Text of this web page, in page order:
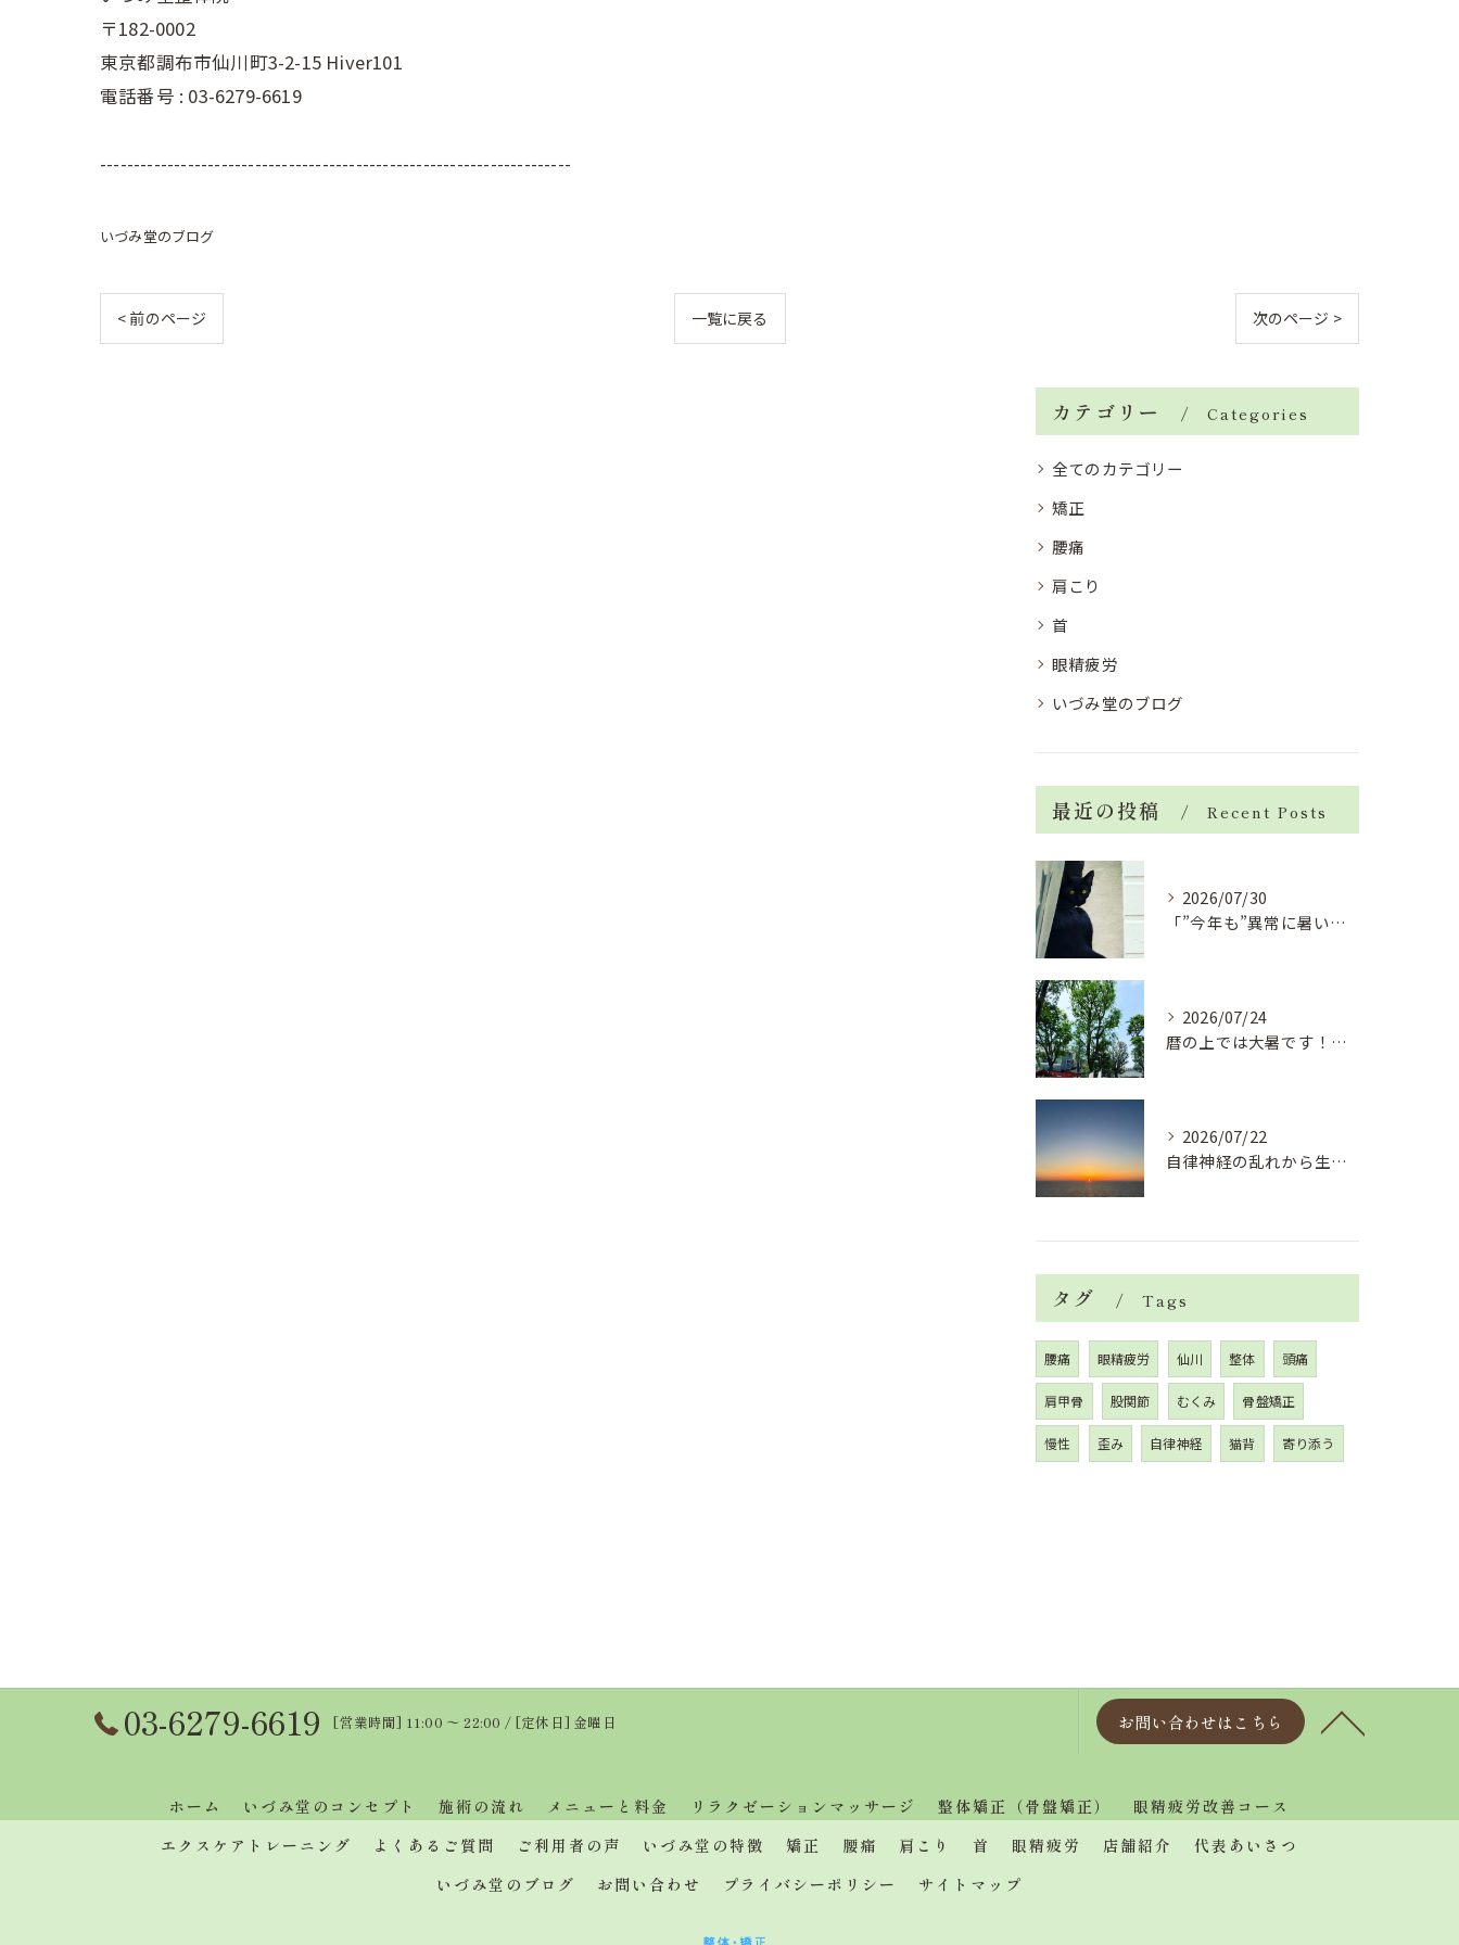
〒182-0002
東京都調布市仙川町3-2-15 Hiver101
電話番号 : 03-6279-6619
----------------------------------------------------------------------
いづみ堂のブログ
< 前のページ 一覧に戻る 次のページ >
カテゴリー Categories
全てのカテゴリー
矯正
腰痛
肩こり
首
眼精疲労
いづみ堂のブログ
最近の投稿 Recent Posts
2026/07/30
「”今年も”異常に暑い夏」酷暑+冷房＝夏風邪、腰痛、ひざの痛...
2026/07/24
暦の上では大暑です！腰痛や肩こりから来る頭痛
2026/07/22
自律神経の乱れから生活習慣病、血液循環の滞り
タグ Tags
腰痛 眼精疲労 仙川 整体 頭痛
肩甲骨 股関節 むくみ 骨盤矯正
慢性 歪み 自律神経 猫背 寄り添う
03-6279-6619 [営業時間] 11:00 〜 22:00 / [定休日] 金曜日 お問い合わせはこちら
ホーム いづみ堂のコンセプト 施術の流れ メニューと料金 リラクゼーションマッサージ 整体矯正（骨盤矯正）
眼精疲労改善コース
エクスケアトレーニング
よくあるご質問 ご利用者の声 いづみ堂の特徴 矯正 腰痛 肩こり 首 眼精疲労 店舗紹介
代表あいさつ
いづみ堂のブログ
お問い合わせ プライバシーポリシー サイトマップ